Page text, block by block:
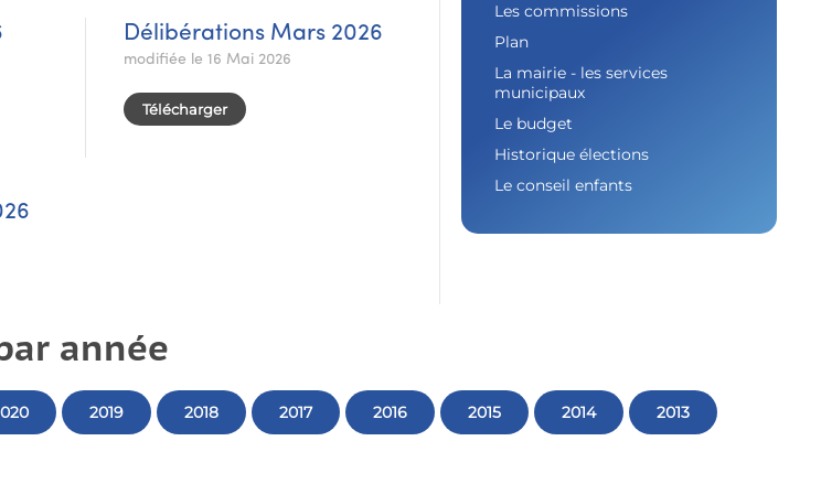
Délibérations Mars 2026
modifiée le 16 Mai 2026
Télécharger
Les commissions
Plan
La mairie - les services
municipaux
Le budget
Historique élections
Le conseil enfants
année
2019 2018 2017 2016 2015 2014 2013